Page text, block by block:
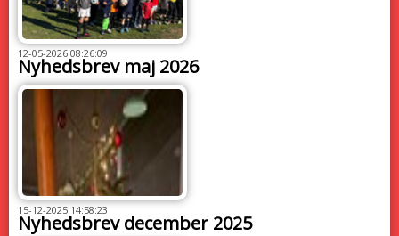
12-05-2026 08:26:09
Nyhedsbrev maj 2026
15-12-2025 14:58:23
Nyhedsbrev december 2025